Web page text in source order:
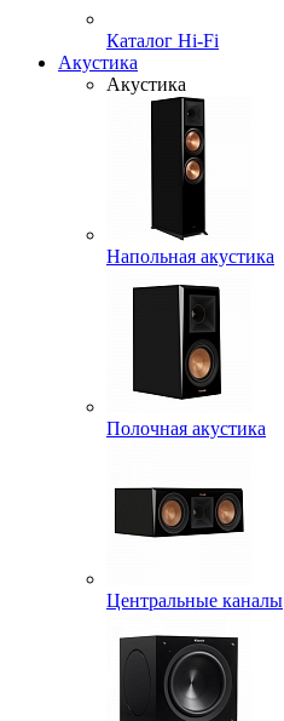
Каталог Hi-Fi
Акустика
Акустика
Напольная акустика
Полочная акустика
Центральные каналы